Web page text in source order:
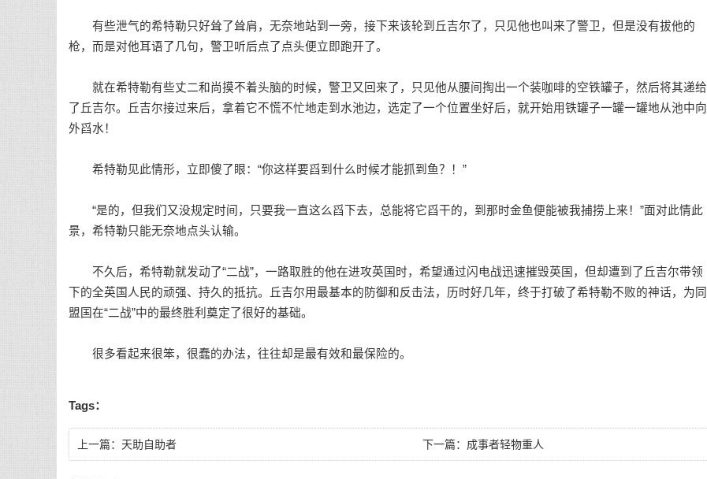
有些泄气的希特勒只好耸了耸肩，无奈地站到一旁，接下来该轮到丘吉尔了，只见他也叫来了警卫，但是没有拔他的
枪，而是对他耳语了几句，警卫听后点了点头便立即跑开了。
就在希特勒有些丈二和尚摸不着头脑的时候，警卫又回来了，只见他从腰间掏出一个装咖啡的空铁罐子，然后将其递给
了丘吉尔。丘吉尔接过来后，拿着它不慌不忙地走到水池边，选定了一个位置坐好后，就开始用铁罐子一罐一罐地从池中向
外舀水！
希特勒见此情形，立即傻了眼：“你这样要舀到什么时候才能抓到鱼？！”
“是的，但我们又没规定时间，只要我一直这么舀下去，总能将它舀干的，到那时金鱼便能被我捕捞上来！”面对此情此
景，希特勒只能无奈地点头认输。
不久后，希特勒就发动了“二战”，一路取胜的他在进攻英国时，希望通过闪电战迅速摧毁英国，但却遭到了丘吉尔带领
下的全英国人民的顽强、持久的抵抗。丘吉尔用最基本的防御和反击法，历时好几年，终于打破了希特勒不败的神话，为同
盟国在“二战”中的最终胜利奠定了很好的基础。
很多看起来很笨，很蠢的办法，往往却是最有效和最保险的。
Tags：
上一篇： 天助自助者 下一篇： 成事者轻物重人